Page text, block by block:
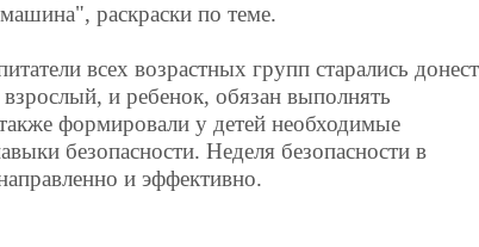
раскраски по теме.
всех возрастных групп старались
и ребенок, обязан выполнять
формировали у детей необходимые
безопасности. Неделя безопасности в
и эффективно.